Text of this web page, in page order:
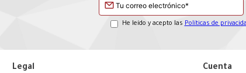
He leído y acepto las Políticas de
Legal Cuenta